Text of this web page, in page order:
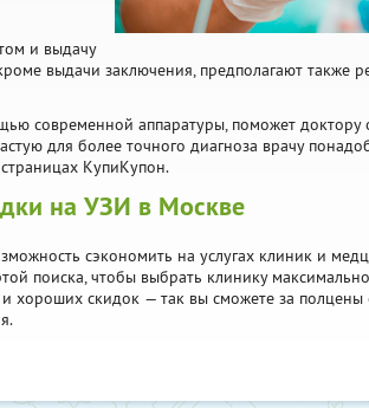
и выдачу
выдачи заключения, предполагают также
современной аппаратуры, поможет доктору
для более точного диагноза врачу
КупиКупон.
на УЗИ в Москве
сэкономить на услугах клиник и
поиска, чтобы выбрать клинику
хороших скидок — так вы сможете за